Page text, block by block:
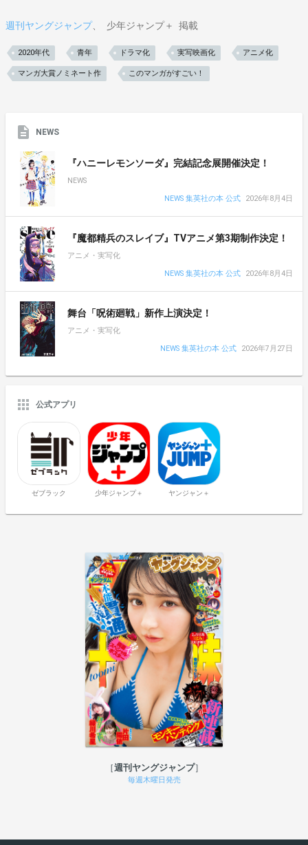
週刊ヤングジャンプ 少年ジャンプ＋ 掲載
2020年代 青年 ドラマ化 実写映画化 アニメ化
マンガ大賞ノミネート作 このマンガがすごい！
NEWS
『ハニーレモンソーダ』完結記念展開催決定！
NEWS
NEWS 集英社の本 公式
2026年8月4日
『魔都精兵のスレイブ』TVアニメ第3期制作決定！
アニメ・実写化
NEWS 集英社の本 公式
2026年8月4日
舞台「呪術廻戦」新作上演決定！
アニメ・実写化
NEWS 集英社の本 公式
2026年7月27日
公式アプリ
ゼブラック 少年ジャンプ＋ ヤンジャン＋
週刊ヤングジャンプ
毎週木曜日発売